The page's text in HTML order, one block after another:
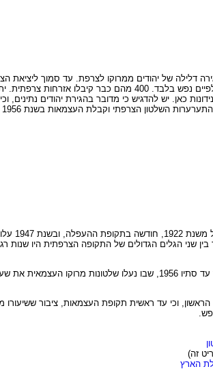
כאן. יש להדגיש כי מדובר בהגירת יהודים
גל העלייה הגדול השני החל בקיץ 1954 ונמשך עד
זה)
הארץ